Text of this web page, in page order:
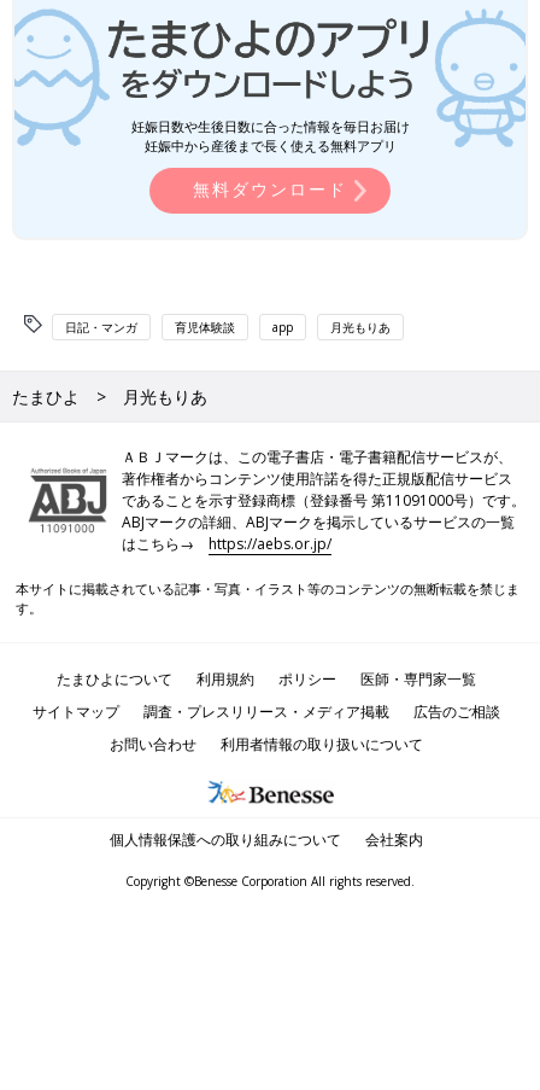
妊娠日数や生後日数に合った情報を毎日お届け
妊娠中から産後まで長く使える無料アプリ
無料ダウンロード
日記・マンガ 育児体験談 app 月光もりあ
たまひよ 月光もりあ
ＡＢＪマークは、この電子書店・電子書籍配信サービスが、
著作権者からコンテンツ使用許諾を得た正規版配信サービス
であることを示す登録商標（登録番号 第11091000号）です。
ABJマークの詳細、ABJマークを掲示しているサービスの一覧
はこちら→https://aebs.or.jp/
本サイトに掲載されている記事・写真・イラスト等のコンテンツの無断転載を禁じま
す。
たまひよについて 利用規約 ポリシー
医師・専門家一覧
サイトマップ
調査・プレスリリース・メディア掲載
広告のご相談
お問い合わせ
利用者情報の取り扱いについて
個人情報保護への取り組みについて 会社案内
Copyright ©Benesse Corporation All rights reserved.